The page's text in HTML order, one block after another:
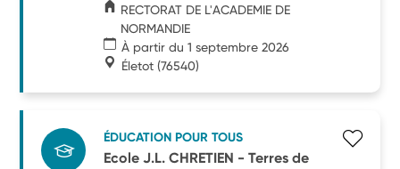
RECTORAT DE L'ACADEMIE DE
NORMANDIE
À partir du 1 septembre 2026
Életot (76540)
ÉDUCATION POUR TOUS
Ecole J.L. CHRETIEN - Terres de